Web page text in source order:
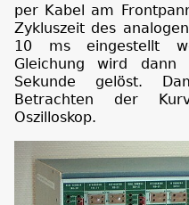
per Kabel am
Zykluszeit des
10 ms eingestellt
Gleichung wird
Sekunde gelöst.
Betrachten der
Oszilloskop.